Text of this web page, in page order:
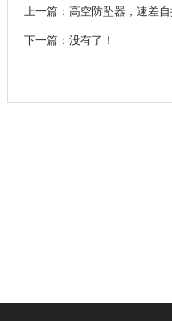
上一篇：高空防坠器，速差
下一篇：没有了！